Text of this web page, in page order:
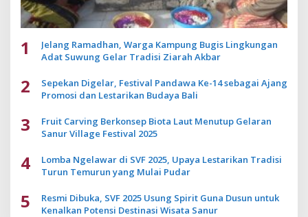
1
Jelang Ramadhan, Warga Kampung Bugis Lingkungan
Adat Suwung Gelar Tradisi Ziarah Akbar
2
Sepekan Digelar, Festival Pandawa Ke-14 sebagai Ajang
Promosi dan Lestarikan Budaya Bali
3
Fruit Carving Berkonsep Biota Laut Menutup Gelaran
Sanur Village Festival 2025
4
Lomba Ngelawar di SVF 2025, Upaya Lestarikan Tradisi
Turun Temurun yang Mulai Pudar
5
Resmi Dibuka, SVF 2025 Usung Spirit Guna Dusun untuk
Kenalkan Potensi Destinasi Wisata Sanur